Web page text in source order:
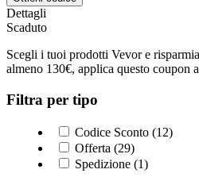
Dettagli
Scaduto
Scegli i tuoi prodotti Vevor e
almeno 130€, applica questo coupon
Filtra per tipo
Codice Sconto (12)
Offerta (29)
Spedizione (1)